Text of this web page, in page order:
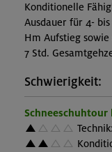
Konditionelle
Ausdauer für 4-
Hm Aufstieg
7 Std.
Schwierigkeit:
Schneeschuhtour